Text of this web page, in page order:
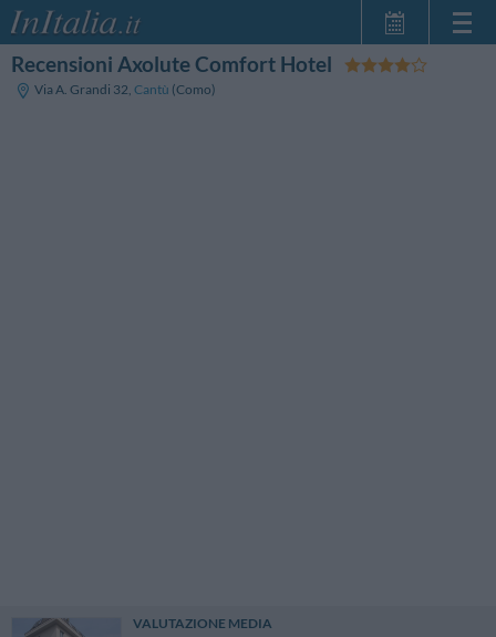
Home Page
Recensioni Axolute Comfort Hotel
Via A. Grandi 32, Cantù (Como)
VALUTAZIONE MEDIA